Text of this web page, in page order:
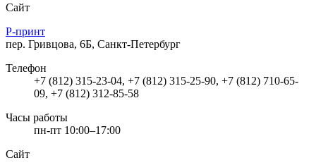
Сайт
Р-принт
пер. Гривцова, 6Б, Санкт-Петербург
Телефон
+7 (812) 315-23-04, +7 (812) 315-25-90, +7 (812) 710-65-
09, +7 (812) 312-85-58
Часы работы
пн-пт 10:00–17:00
Сайт